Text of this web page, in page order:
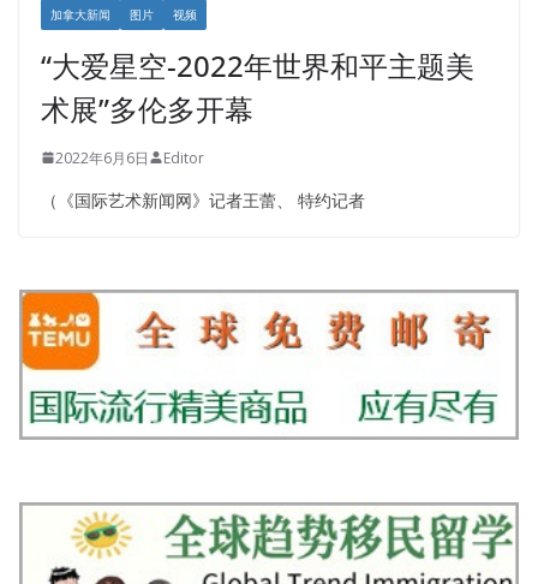
加拿大新闻 图片 视频
“大爱星空-2022年世界和平主题美
术展”多伦多开幕
2022年6月6日 Editor
（《国际艺术新闻网》记者王蕾、 特约记者